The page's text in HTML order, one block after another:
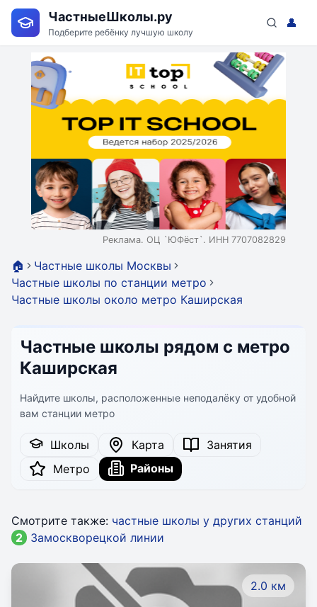
ЧастныеШколы.ру
Подберите ребёнку лучшую школу
👤
Реклама. ОЦ `ЮФёст`. ИНН 7707082829
🏠
Частные школы Москвы
Частные школы по станции метро
Частные школы около метро Каширская
Частные школы рядом с метро
Каширская
Найдите школы, расположенные неподалёку от удобной
вам станции метро
Школы Карта
Занятия
Метро
Районы
Смотрите также: частные школы у других станций
2 Замоскворецкой линии
2.0 км